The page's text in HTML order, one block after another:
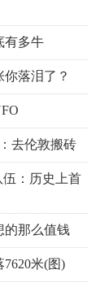
有多牛
落泪了？
去伦敦搬砖
伍：历史上首
的那么值钱
米(图)